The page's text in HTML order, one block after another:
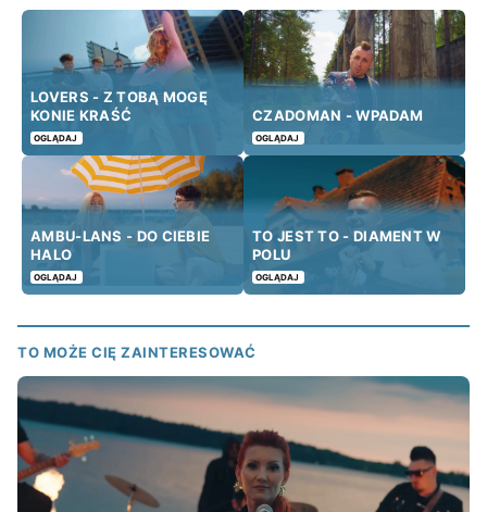
LOVERS - Z TOBĄ MOGĘ
KONIE KRAŚĆ
OGLĄDAJ
CZADOMAN - WPADAM
OGLĄDAJ
AMBU-LANS - DO CIEBIE
HALO
OGLĄDAJ
TO JEST TO - DIAMENT W
POLU
OGLĄDAJ
TO MOŻE CIĘ ZAINTERESOWAĆ